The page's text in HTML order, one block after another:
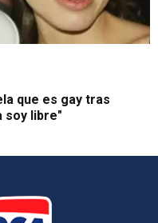
que es gay tras
soy libre"